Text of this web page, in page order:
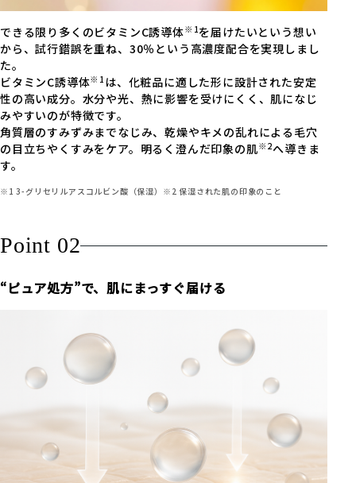
できる限り多くのビタミンC誘導体※1 を届けたいという想い
から、試行錯誤を重ね、30％という高濃度配合を実現しまし
た。
ビタミンC誘導体※1 は、化粧品に適した形に設計された安定
性の高い成分。水分や光、熱に影響を受けにくく、肌になじ
みやすいのが特徴です。
角質層のすみずみまでなじみ、乾燥やキメの乱れによる毛穴
の目立ちやくすみをケア。明るく澄んだ印象の肌※2へ導きま
す。
※1 3-グリセリルアスコルビン酸（保湿）※2 保湿された肌の印象のこと
Point 02
“ピュア処方”で、肌にまっすぐ届ける